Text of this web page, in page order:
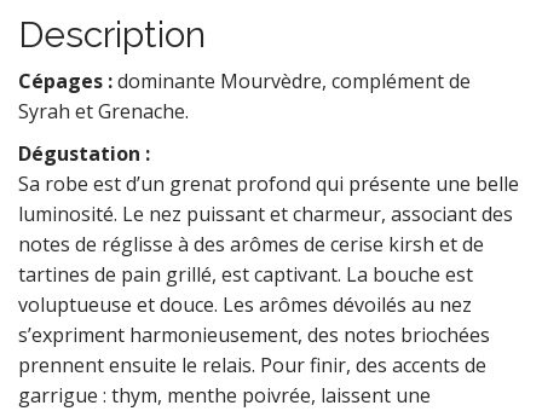
Description
Cépages :dominante Mourvèdre, complément de
Syrah et Grenache.
​Dégustation :
Sa robe est d’un grenat profond qui présente une belle
luminosité. Le nez puissant et charmeur, associant des
notes de réglisse à des arômes de cerise kirsh et de
tartines de pain grillé, est captivant. La bouche est
voluptueuse et douce. Les arômes dévoilés au nez
s’expriment harmonieusement, des notes briochées
prennent ensuite le relais. Pour finir, des accents de
garrigue : thym, menthe poivrée, laissent une